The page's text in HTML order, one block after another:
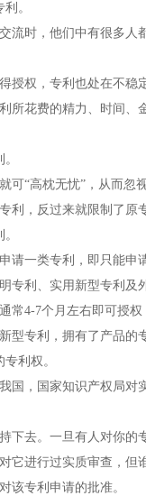
。
时，他们中有很多人
权，专利也处在不稳
花费的精力、时间、
高枕无忧”，从而忽
，反过来就限制了原
一类专利，即只能申
利、实用新型专利及
4-7个月左右即可授权
型专利，拥有了产品的
利权。
，国家知识产权局对
去。一旦有人对你的
进行过实质审查，但
该专利申请的批准。